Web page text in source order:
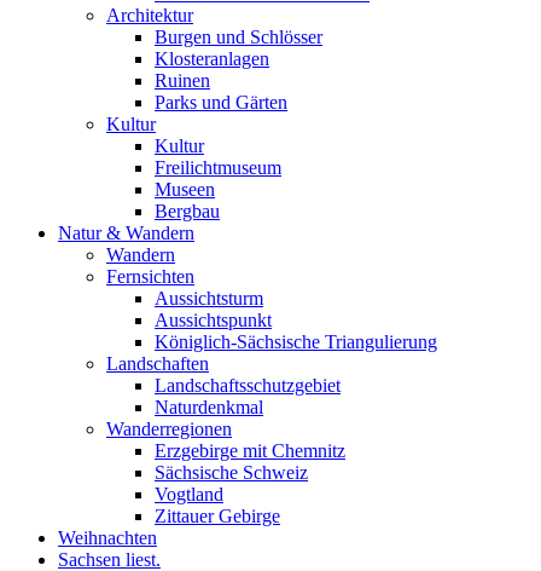
Architektur
Burgen und Schlösser
Klosteranlagen
Ruinen
Parks und Gärten
Kultur
Kultur
Freilichtmuseum
Museen
Bergbau
Natur & Wandern
Wandern
Fernsichten
Aussichtsturm
Aussichtspunkt
Königlich-Sächsische Triangulierung
Landschaften
Landschaftsschutzgebiet
Naturdenkmal
Wanderregionen
Erzgebirge mit Chemnitz
Sächsische Schweiz
Vogtland
Zittauer Gebirge
Weihnachten
Sachsen liest.